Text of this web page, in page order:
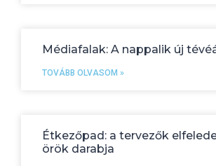
Médiafalak: A nappalik új
TOVÁBB OLVASOM »
Étkezőpad: a tervezők
örök darabja